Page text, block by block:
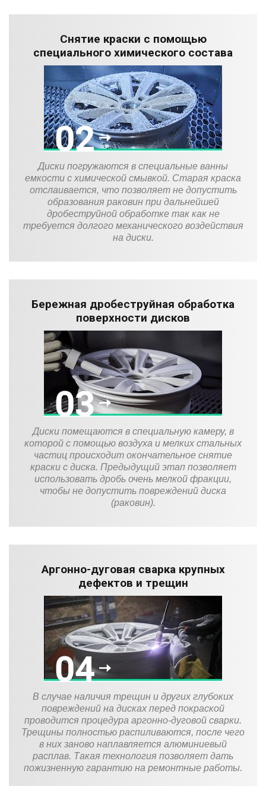
Снятие краски с помощью
специального химического состава
Диски погружаются в специальные ванны
емкости с химической смывкой. Старая краска
отслаивается, что позволяет не допустить
образования раковин при дальнейшей
дробеструйной обработке так как не
требуется долгого механического воздействия
на диски.
Бережная дробеструйная обработка
поверхности дисков
Диски помещаются в специальную камеру, в
которой с помощью воздуха и мелких стальных
частиц происходит окончательное снятие
краски с диска. Предыдущий этап позволяет
использовать дробь очень мелкой фракции,
чтобы не допустить повреждений диска
(раковин).
Аргонно-дуговая сварка крупных
дефектов и трещин
В случае наличия трещин и других глубоких
повреждений на дисках перед покраской
проводится процедура аргонно-дуговой сварки.
Трещины полностью распиливаются, после чего
в них заново наплавляется алюминиевый
расплав. Такая технология позволяет дать
пожизненную гарантию на ремонтные работы.